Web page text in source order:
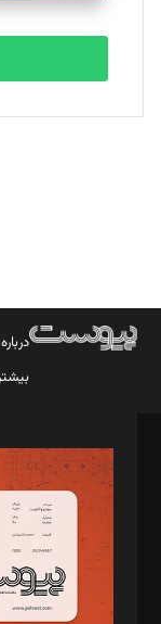
تحریریه
بابک
تحریریه
مدیر مسئول:
سردبیر: مهرک
دبیر تحریریه: میثم
د‌بیر ناداستان: سمانه
د‌بیر خدمت و تجارت:
د‌بیر حقوق فناوری: